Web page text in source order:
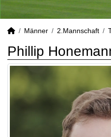
Männer 2.Mannschaft
Phillip